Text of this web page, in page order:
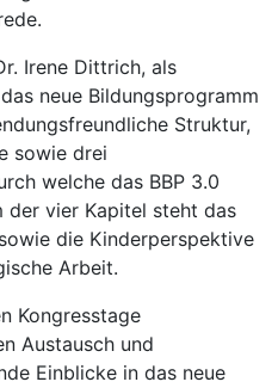
Irene Dittrich, als
neue Bildungsprogramm
Struktur,
sowie drei
welche das BBP 3.0
vier Kapitel steht das
die Kinderperspektive
Arbeit.
Kongresstage
Austausch und
Einblicke in das neue